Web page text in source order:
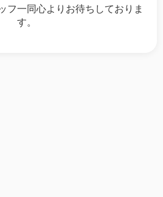
フ一同心よりお待ちしておりま
す。